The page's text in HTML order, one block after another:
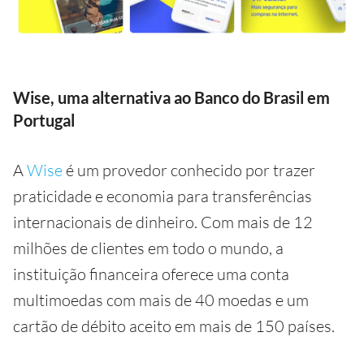
Wise, uma alternativa ao Banco do Brasil em
Portugal
AWise é um provedor conhecido por trazer
praticidade e economia para transferências
internacionais de dinheiro. Com mais de 12
milhões de clientes em todo o mundo, a
instituição financeira oferece uma conta
multimoedas com mais de 40 moedas e um
cartão de débito aceito em mais de 150 países.